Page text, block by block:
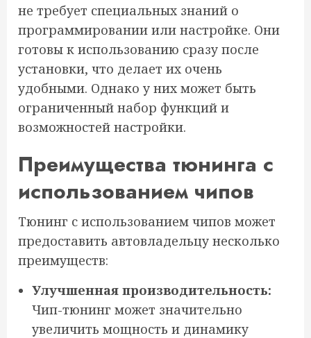
не требует специальных знаний о
программировании или настройке. Они
готовы к использованию сразу после
установки, что делает их очень
удобными. Однако у них может быть
ограниченный набор функций и
возможностей настройки.
Преимущества тюнинга с
использованием чипов
Тюнинг с использованием чипов может
предоставить автовладельцу несколько
преимуществ:
Улучшенная производительность:
Чип-тюнинг может значительно
увеличить мощность и динамику